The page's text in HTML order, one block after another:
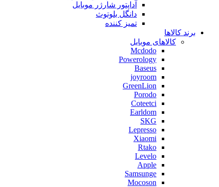
آداپتور شارژر موبایل
دانگل بلوتوث
تمیز کننده
برند کالاها
کالاهای موبایل
Mcdodo
Powerology
Baseus
joyroom
GreenLion
Porodo
Coteetci
Earldom
SKG
Lepresso
Xiaomi
Rtako
Levelo
Apple
Samsunge
Mocoson